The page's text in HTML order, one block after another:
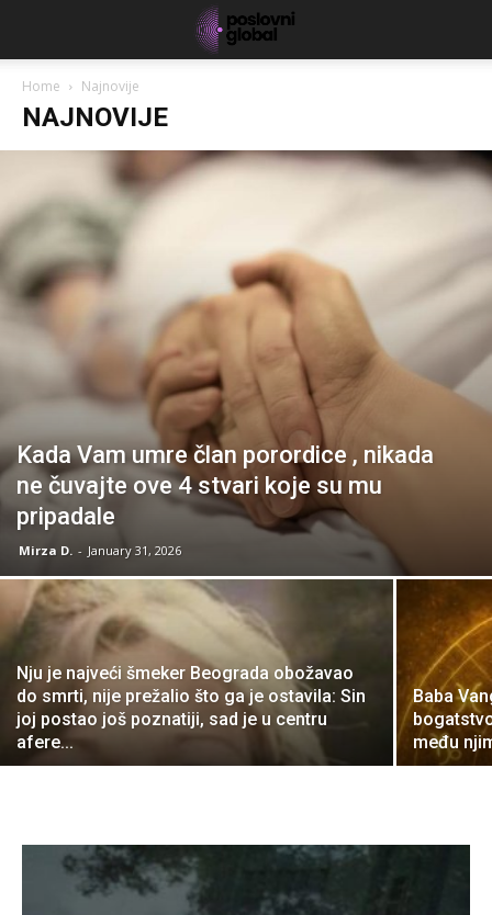
Home Najnovije
NAJNOVIJE
Kada Vam umre član porordice , nikada
ne čuvajte ove 4 stvari koje su mu
pripadale
Mirza D. - January 31, 2026
Nju je najveći šmeker Beograda obožavao
do smrti, nije prežalio što ga je ostavila: Sin
joj postao još poznatiji, sad je u centru
afere...
Baba
među